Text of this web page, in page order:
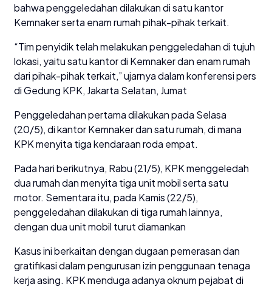
bahwa penggeledahan dilakukan di satu kantor
Kemnaker serta enam rumah pihak-pihak terkait.
“Tim penyidik telah melakukan penggeledahan di tujuh
lokasi, yaitu satu kantor di Kemnaker dan enam rumah
dari pihak-pihak terkait,” ujarnya dalam konferensi pers
di Gedung KPK, Jakarta Selatan, Jumat
Penggeledahan pertama dilakukan pada Selasa
(20/5), di kantor Kemnaker dan satu rumah, di mana
KPK menyita tiga kendaraan roda empat.
Pada hari berikutnya, Rabu (21/5), KPK menggeledah
dua rumah dan menyita tiga unit mobil serta satu
motor. Sementara itu, pada Kamis (22/5),
penggeledahan dilakukan di tiga rumah lainnya,
dengan dua unit mobil turut diamankan
Kasus ini berkaitan dengan dugaan pemerasan dan
gratifikasi dalam pengurusan izin penggunaan tenaga
kerja asing. KPK menduga adanya oknum pejabat di